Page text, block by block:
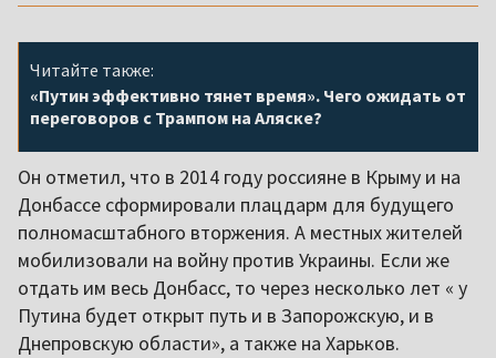
Читайте также:
«Путин эффективно тянет время». Чего ожидать от
переговоров с Трампом на Аляске?
Он отметил, что в 2014 году россияне в Крыму и на
Донбассе сформировали плацдарм для будущего
полномасштабного вторжения. А местных жителей
мобилизовали на войну против Украины. Если же
отдать им весь Донбасс, то через несколько лет « у
Путина будет открыт путь и в Запорожскую, и в
Днепровскую области», а также на Харьков.